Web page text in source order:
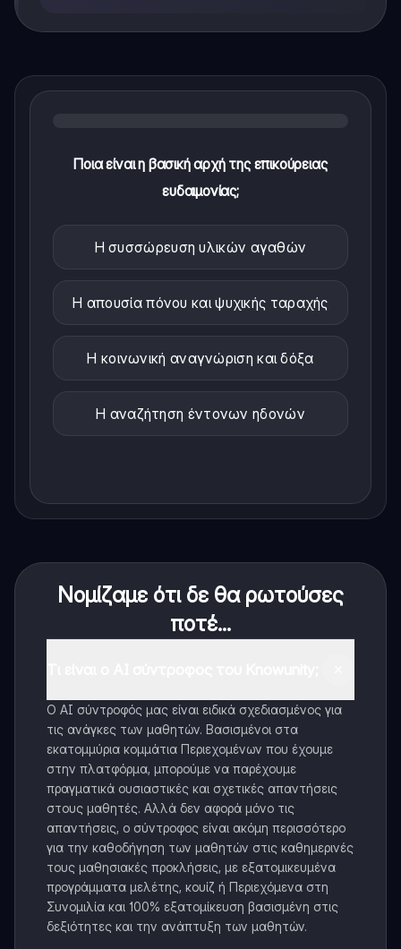
Ποια είναι η βασική αρχή της επικούρειας
ευδαιμονίας;
Η συσσώρευση υλικών αγαθών
Η απουσία πόνου και ψυχικής ταραχής
Η κοινωνική αναγνώριση και δόξα
Η αναζήτηση έντονων ηδονών
Νομίζαμε ότι δε θα ρωτούσες
ποτέ...
Ο AI σύντροφός μας είναι ειδικά σχεδιασμένος για
τις ανάγκες των μαθητών. Βασισμένοι στα
εκατομμύρια κομμάτια Περιεχομένων που έχουμε
στην πλατφόρμα, μπορούμε να παρέχουμε
πραγματικά ουσιαστικές και σχετικές απαντήσεις
στους μαθητές. Αλλά δεν αφορά μόνο τις
απαντήσεις, ο σύντροφος είναι ακόμη περισσότερο
για την καθοδήγηση των μαθητών στις καθημερινές
τους μαθησιακές προκλήσεις, με εξατομικευμένα
προγράμματα μελέτης, κουίζ ή Περιεχόμενα στη
Συνομιλία και 100% εξατομίκευση βασισμένη στις
δεξιότητες και την ανάπτυξη των μαθητών.